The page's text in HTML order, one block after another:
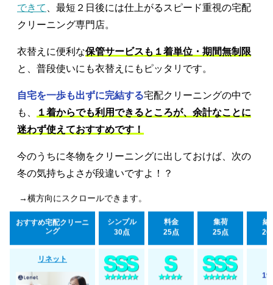
できて
、最短２日後には仕上がるスピード重視の宅配
クリーニング専門店。
衣替えに便利な保管サービスも１着単位・期間無制限
と、普段使いにも衣替えにもピッタリです。
自宅を一歩も出ずに完結する宅配クリーニングの中で
も、
１着からでも利用できるところが、余計なことに
迷わず使えておすすめです！
今のうちに冬物をクリーニングに出しておけば、次の
冬の気持ちよさが段違いですよ！？
→横方向にスクロールできます。
おすすめ宅配クリーニ
ング
シンプル
30点
料金
25点
集荷
25点
納
20
リネット
19